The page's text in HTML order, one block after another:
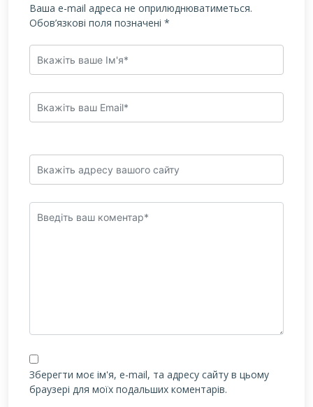
Ваша e-mail адреса не оприлюднюватиметься.
Обов’язкові поля позначені *
Зберегти моє ім'я, e-mail, та адресу сайту в цьому
браузері для моїх подальших коментарів.